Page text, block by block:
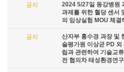
공지
2024 5/27일 동강병원
과제를 위한 혈당 센서
의 임상실험 MOU 체결
공지
산자부 홍수경 과장 및
술평가원 이상균 PD
립과 관련하여 기술교
전 협의차 태성환경연